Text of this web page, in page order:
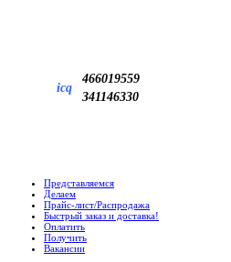
icq
466019559
341146330
Представляемся
Делаем
Прайс-лист/Распродажа
Быстрый заказ и доставка!
Оплатить
Получить
Вакансии